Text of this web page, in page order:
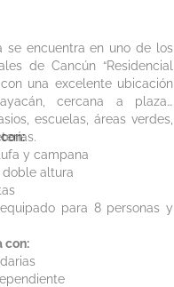
se encuentra en uno de los
de Cancún “Residencial
una excelente ubicación
cercana a plazas
escuelas, áreas verdes,
y campana
altura
para 8 personas y
con: